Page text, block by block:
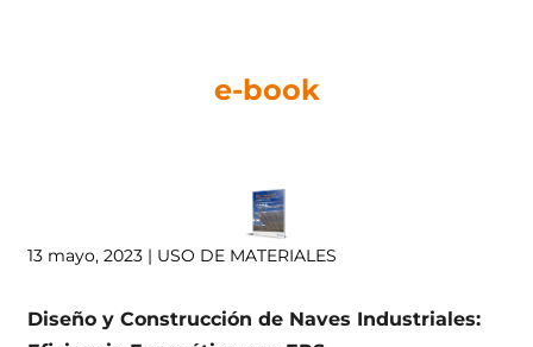
e-book
13 mayo, 2023 | USO DE MATERIALES
Diseño y Construcción de Naves Industriales: